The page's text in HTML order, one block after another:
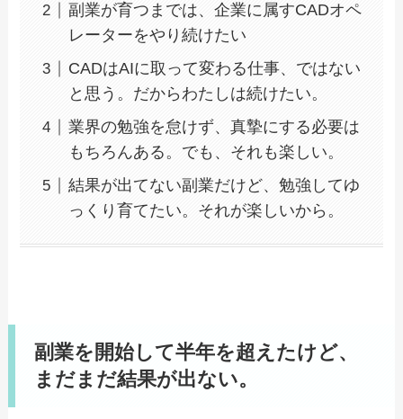
副業が育つまでは、企業に属すCADオペ
レーターをやり続けたい
CADはAIに取って変わる仕事、ではない
と思う。だからわたしは続けたい。
業界の勉強を怠けず、真摯にする必要は
もちろんある。でも、それも楽しい。
結果が出てない副業だけど、勉強してゆ
っくり育てたい。それが楽しいから。
副業を開始して半年を超えたけど、
まだまだ結果が出ない。